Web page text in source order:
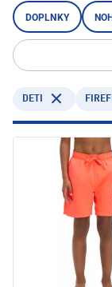
DOPLNKY
DETI